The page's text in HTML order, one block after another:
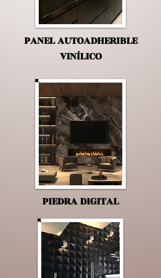
PANEL AUTOADHERIBLE
VINÍLICO
PIEDRA DIGITAL